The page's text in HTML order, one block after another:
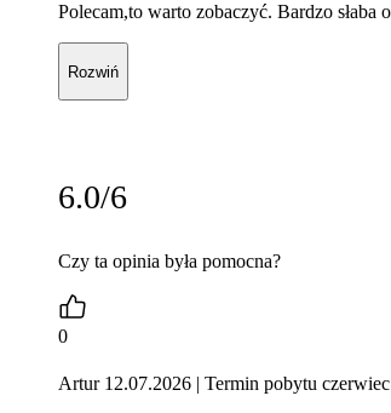
Polecam,to warto zobaczyć. Bardzo
Rozwiń
6.0/6
Czy ta opinia była pomocna?
0
Artur 12.07.2026 | Termin pobytu